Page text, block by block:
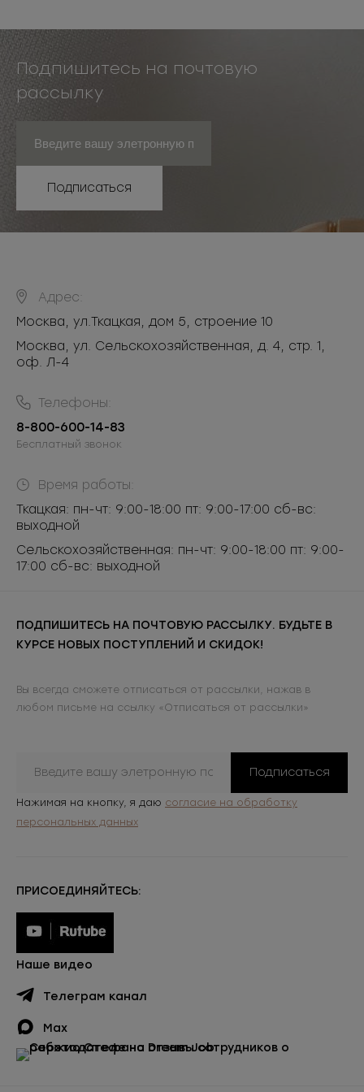
Подпишитесь на почтовую
рассылку
Подписаться
Адрес:
Москва, ул.Ткацкая, дом 5, строение 10
Москва, ул. Сельскохозяйственная, д. 4, стр. 1,
оф. Л-4
Телефоны:
8-800-600-14-83
Бесплатный звонок
Время работы:
Ткацкая: пн-чт: 9:00-18:00 пт: 9:00-17:00 сб-вс:
выходной
Сельскохозяйственная: пн-чт: 9:00-18:00 пт: 9:00-
17:00 сб-вс: выходной
ПОДПИШИТЕСЬ НА ПОЧТОВУЮ РАССЫЛКУ. БУДЬТЕ В
КУРСЕ НОВЫХ ПОСТУПЛЕНИЙ И СКИДОК!
Вы всегда сможете отписаться от рассылки, нажав в
любом письме на ссылку «Отписаться от рассылки»
Подписаться
Нажимая на кнопку, я даю согласие на обработку
персональных данных
ПРИСОЕДИНЯЙТЕСЬ:
Наше видео
Телеграм канал
Max